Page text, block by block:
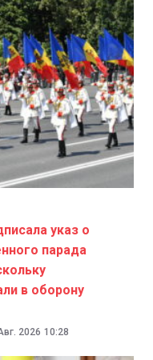
указ о
парада
в оборону
2026 10:28